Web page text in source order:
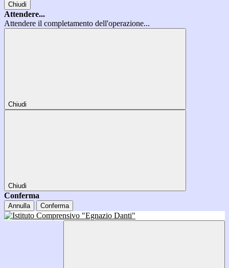
Chiudi
Attendere...
Attendere il completamento dell'operazione...
Chiudi
Chiudi
Conferma
Annulla Conferma